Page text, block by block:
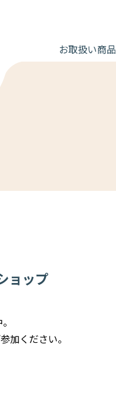
お取扱い商品
ョップ
加ください。